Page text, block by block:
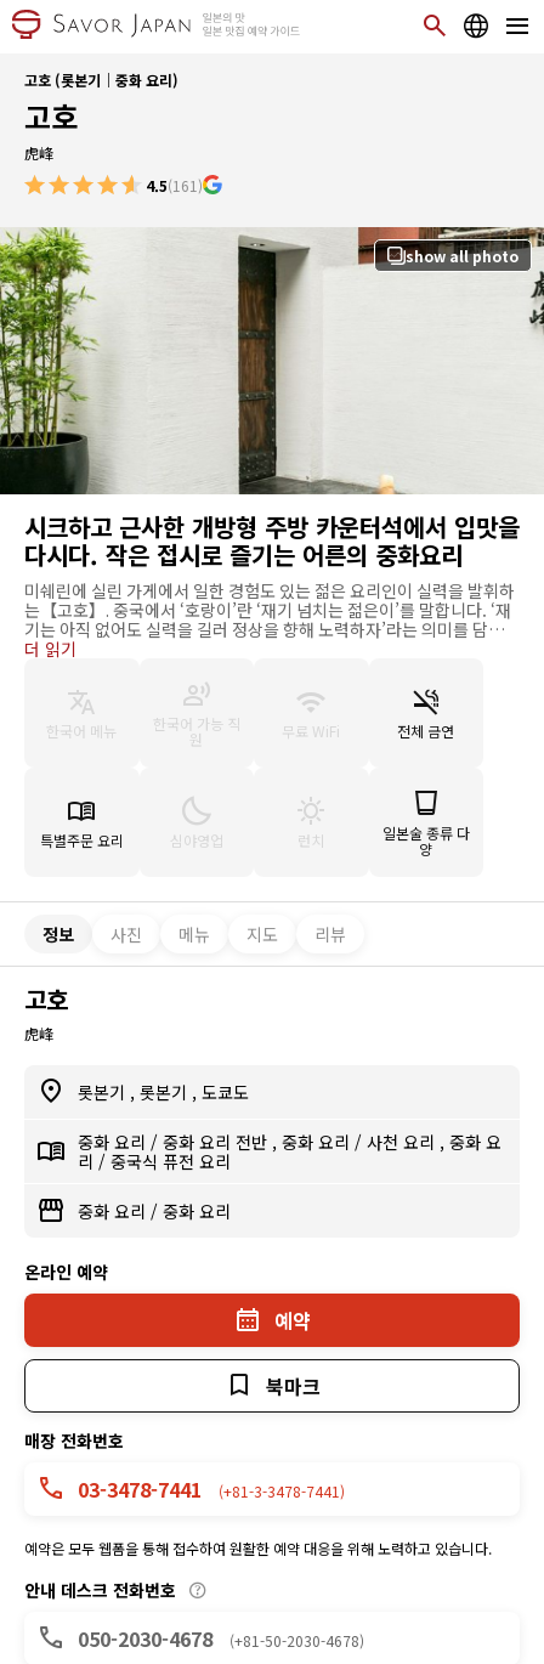
고호 (롯본기｜중화 요리)
고호
虎峰
4.5(161)
show all photo
시크하고 근사한 개방형 주방 카운터석에서 입맛을
다시다. 작은 접시로 즐기는 어른의 중화요리
미쉐린에 실린 가게에서 일한 경험도 있는 젊은 요리인이 실력을 발휘하
는【고호】. 중국에서 ‘호랑이’란 ‘재기 넘치는 젊은이’를 말합니다. ‘재
기는 아직 없어도 실력을 길러 정상을 향해 노력하자’라는 의미를 담아
이름을 붙였다는 【고호】에서 즐길 수 있는 것은, 다양한 작은 접시의
카와현 노토반도의 채소 등 엄선한 식재료를 사용한 요리는 항상 20가지
이상 있으며 때로는 30가지 이상이 되기도 합니다. 각각에 놀라움이 넘
치고 우리를 즐겁게 해줍니다. 요리에 맞춰 와인과 사오싱주 등 술을 제
안해주는 ‘알코올 페어링’과 함께 맛보면 더없이 행복한 시간을 보낼 수
더 읽기
한국어 메뉴 한국어 가능 직
원 무료 WiFi 전체 금연
특별주문 요리 심야영업 런치 일본술 종류 다
양
정보 사진 메뉴 지도 리뷰
고호
虎峰
롯본기 , 롯본기 , 도쿄도
중화 요리 / 중화 요리 전반 , 중화 요리 / 사천 요리 , 중화 요
리 / 중국식 퓨전 요리
중화 요리 / 중화 요리
온라인 예약
예약
북마크
매장 전화번호
03-3478-7441 (+81-3-3478-7441)
예약은 모두 웹폼을 통해 접수하여 원활한 예약 대응을 위해 노력하고 있습니다.
안내 데스크 전화번호
050-2030-4678 (+81-50-2030-4678)